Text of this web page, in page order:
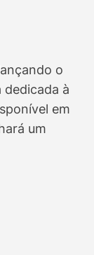
o
dedicada à
em
um